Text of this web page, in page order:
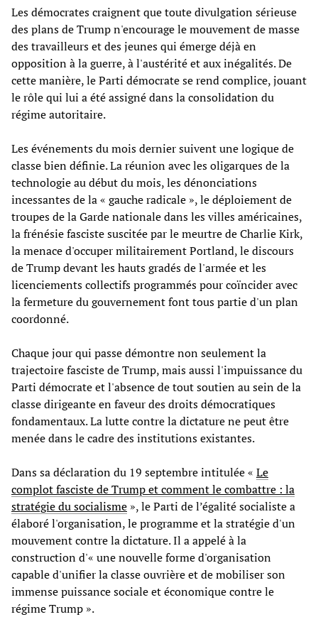
Les démocrates craignent que toute divulgation sérieuse
des plans de Trump n'encourage le mouvement de masse
des travailleurs et des jeunes qui émerge déjà en
opposition à la guerre, à l'austérité et aux inégalités. De
cette manière, le Parti démocrate se rend complice, jouant
le rôle qui lui a été assigné dans la consolidation du
régime autoritaire.
Les événements du mois dernier suivent une logique de
classe bien définie. La réunion avec les oligarques de la
technologie au début du mois, les dénonciations
incessantes de la « gauche radicale », le déploiement de
troupes de la Garde nationale dans les villes américaines,
la frénésie fasciste suscitée par le meurtre de Charlie Kirk,
la menace d'occuper militairement Portland, le discours
de Trump devant les hauts gradés de l'armée et les
licenciements collectifs programmés pour coïncider avec
la fermeture du gouvernement font tous partie d'un plan
coordonné.
Chaque jour qui passe démontre non seulement la
trajectoire fasciste de Trump, mais aussi l'impuissance du
Parti démocrate et l'absence de tout soutien au sein de la
classe dirigeante en faveur des droits démocratiques
fondamentaux. La lutte contre la dictature ne peut être
menée dans le cadre des institutions existantes.
Dans sa déclaration du 19 septembre intitulée « Le
complot fasciste de Trump et comment le combattre : la
stratégie du socialisme », le Parti de l’égalité socialiste a
élaboré l'organisation, le programme et la stratégie d'un
mouvement contre la dictature. Il a appelé à la
construction d'« une nouvelle forme d'organisation
capable d'unifier la classe ouvrière et de mobiliser son
immense puissance sociale et économique contre le
régime Trump ».